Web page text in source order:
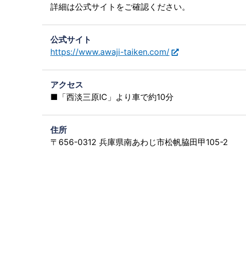
詳細は公式サイトをご確認ください。
公式サイト
https://www.awaji-taiken.com/
アクセス
■「西淡三原IC」より車で約10分
住所
〒656-0312 兵庫県南あわじ市松帆脇田甲105-2